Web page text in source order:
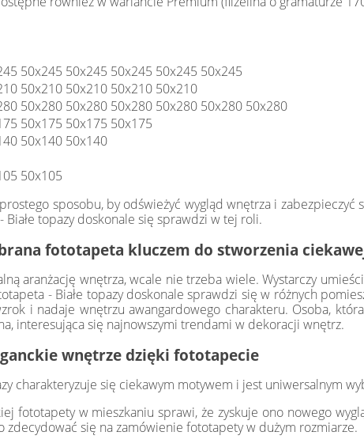
50x245 50x245 50x245 50x245 50x245
50x210 50x210 50x210 50x210
50x280 50x280 50x280 50x280 50x280 50x280
50x175 50x175 50x175
50x140 50x140
50x105
sposobu, by odświeżyć wygląd wnętrza i
Białe topazy doskonale się sprawdzi w tej roli.
fototapeta kluczem do stworzenia
aranżację wnętrza, wcale nie trzeba wiele. Wystarczy
- Białe topazy doskonale sprawdzi się w różnych
i nadaje wnętrzu awangardowego charakteru. Osoba,
interesująca się najnowszymi trendami w dekoracji wnętrz.
wnętrze dzięki fototapecie
charakteryzuje się ciekawym motywem i jest uniwersalnym
fototapety w mieszkaniu sprawi, że zyskuje ono nowego
zdecydować się na zamówienie fototapety w dużym rozmiarze.